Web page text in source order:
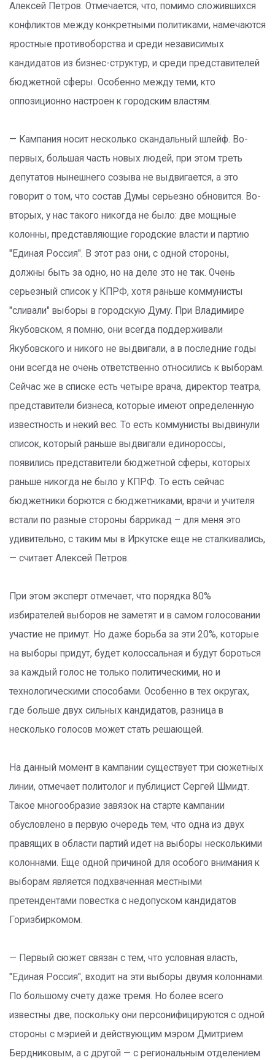
Алексей Петров. Отмечается, что, помимо сложившихся
конфликтов между конкретными политиками, намечаются
яростные противоборства и среди независимых
кандидатов из бизнес-структур, и среди представителей
бюджетной сферы. Особенно между теми, кто
оппозиционно настроен к городским властям.
— Кампания носит несколько скандальный шлейф. Во-
первых, большая часть новых людей, при этом треть
депутатов нынешнего созыва не выдвигается, а это
говорит о том, что состав Думы серьезно обновится. Во-
вторых, у нас такого никогда не было: две мощные
колонны, представляющие городские власти и партию
"Единая Россия". В этот раз они, с одной стороны,
должны быть за одно, но на деле это не так. Очень
серьезный список у КПРФ, хотя раньше коммунисты
"сливали" выборы в городскую Думу. При Владимире
Якубовском, я помню, они всегда поддерживали
Якубовского и никого не выдвигали, а в последние годы
они всегда не очень ответственно относились к выборам.
Сейчас же в списке есть четыре врача, директор театра,
представители бизнеса, которые имеют определенную
известность и некий вес. То есть коммунисты выдвинули
список, который раньше выдвигали единороссы,
появились представители бюджетной сферы, которых
раньше никогда не было у КПРФ. То есть сейчас
бюджетники борются с бюджетниками, врачи и учителя
встали по разные стороны баррикад – для меня это
удивительно, с таким мы в Иркутске еще не сталкивались,
— считает Алексей Петров.
При этом эксперт отмечает, что порядка 80%
избирателей выборов не заметят и в самом голосовании
участие не примут. Но даже борьба за эти 20%, которые
на выборы придут, будет колоссальная и будут бороться
за каждый голос не только политическими, но и
технологическими способами. Особенно в тех округах,
где больше двух сильных кандидатов, разница в
несколько голосов может стать решающей.
На данный момент в кампании существует три сюжетных
линии, отмечает политолог и публицист Сергей Шмидт.
Такое многообразие завязок на старте кампании
обусловлено в первую очередь тем, что одна из двух
правящих в области партий идет на выборы несколькими
колоннами. Еще одной причиной для особого внимания к
выборам является подхваченная местными
претендентами повестка с недопуском кандидатов
Горизбиркомом.
— Первый сюжет связан с тем, что условная власть,
"Единая Россия", входит на эти выборы двумя колоннами.
По большому счету даже тремя. Но более всего
известны две, поскольку они персонифицируются с одной
стороны с мэрией и действующим мэром Дмитрием
Бердниковым, а с другой — с региональным отделением